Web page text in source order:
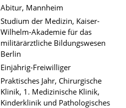
Abitur, Mannheim
Studium der Medizin, Kaiser-
Wilhelm-Akademie für das
militärärztliche Bildungswesen
Berlin
Einjährig-Freiwilliger
Praktisches Jahr, Chirurgische
Klinik, 1. Medizinische Klinik,
Kinderklinik und Pathologisches